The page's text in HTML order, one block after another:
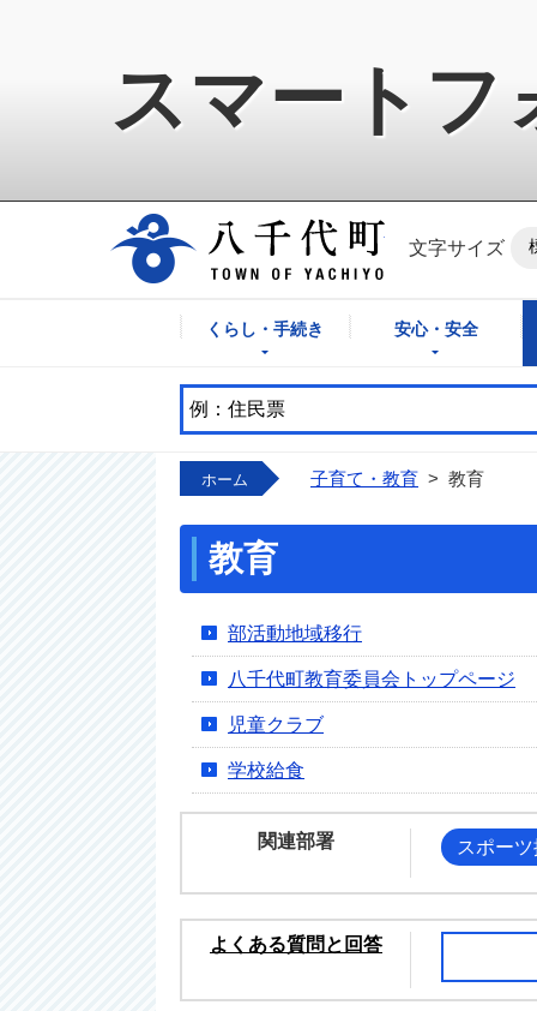
スマートフ
八千代町公式ホ
文字サイズ
くらし・手続き 安心・安全
ホーム 子育て・教育 > 教育
教育
部活動地域移行
八千代町教育委員会トップページ
児童クラブ
学校給食
関連部署 スポー
よくある質問と回答